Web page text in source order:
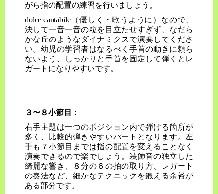
がら指の配置の練習を行いましょう。
dolce cantabile（優しく・歌うように）なので、
決して一音一音の粒を目立たせすぎず、なだら
かな丘のようなダイナミクスで演奏してくださ
い。幼児の学習者はなるべく手首の動きに頼ら
ないよう、しっかりと手首を固定して弾くとレ
ガートになりやすいです。
３〜８小節目：
右手主題は一つのポジション内で弾ける箇所が
多く、比較的弾きやすいパートとなります。左
手も７小節目までは指の配置を変えることなく
演奏できるので楽でしょう。装飾音の独立した
綺麗な響き、８分の６の拍の取り方、レガート
の奏法など、細かなテクニックを鍛える余裕が
ある部分です。